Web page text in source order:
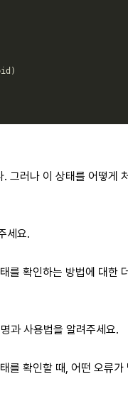
)
그러나 이 상태를 어떻게
세요.
를 확인하는 방법에 대한
과 사용법을 알려주세요.
를 확인할 때, 어떤 오류가